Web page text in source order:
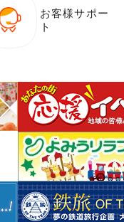
お客様サポー
ト